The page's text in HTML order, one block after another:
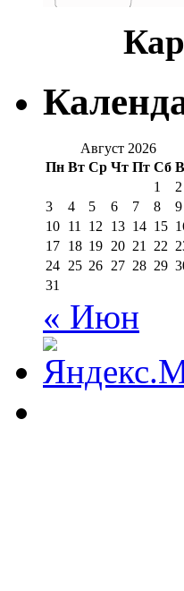
Август 2026
Пн Вт Ср Чт Пт Сб
1
2
3
4 5 6 7 8
9
10 11 12 13 14 15
17 18 19 20 21 22
24 25 26 27 28 29
31
« Июн